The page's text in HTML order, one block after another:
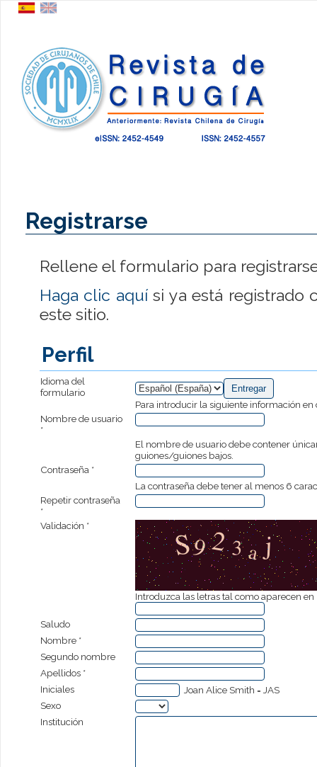
Registrarse
Rellene el formulario para
Haga clic aquísi ya está registrado
este sitio.
Perfil
Idioma del
formulario
Para introducir la siguiente información
Nombre de usuario
*
El nombre de usuario debe contener
guiones/guiones bajos.
Contraseña *
La contraseña debe tener al menos 6
Repetir contraseña
*
Validación *
Introduzca las letras tal como aparecen
Saludo
Nombre *
Segundo nombre
Apellidos *
Iniciales
Joan Alice Smith = JAS
Sexo
Institución